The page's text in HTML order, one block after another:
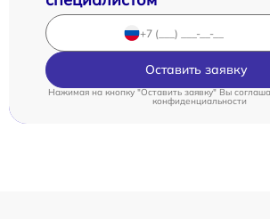
Оставить заявку
Нажимая на кнопку "Оставить заявку" Вы
конфиденциальности